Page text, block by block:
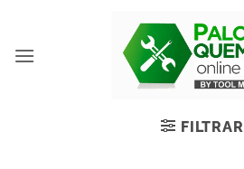
FILTRAR